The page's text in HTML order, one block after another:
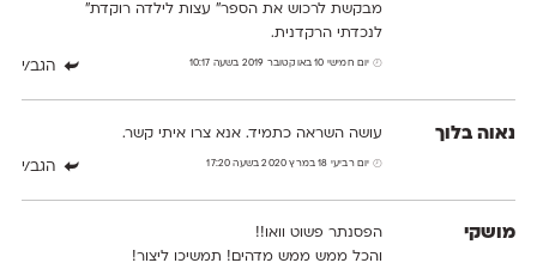
מבקשת לרכוש את הספר״ עצות לילדה רוקדת״
לנכדתי הרקדנית.
יום חמישי 10 באוקטובר 2019 בשעה 10:17 הגב/י
נאוה בלוך עושה השראה כתמיד. אנא צרו איתי קשר.
יום רביעי 18 במרץ 2020 בשעה 17:20 הגב/י
מושקי
הפסנתר פשוט וואו!!
והכל ממש ממש מדהים! תמשיכו ליצור!